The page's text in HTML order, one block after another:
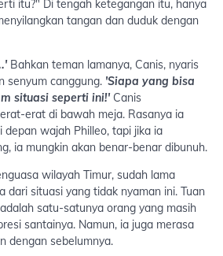
itu?" Di tengah ketegangan itu, hanya
tangan dan duduk dengan
Bahkan teman lamanya, Canis, nyaris
senyum canggung. 'Siapa yang bisa
situasi seperti ini!'Canis
erat di bawah meja. Rasanya ia
depan wajah Philleo, tapi jika ia
ia mungkin akan benar-benar dibunuh.
wilayah Timur, sudah lama
dari situasi yang tidak nyaman ini. Tuan
satu-satunya orang yang masih
santainya. Namun, ia juga merasa
dengan sebelumnya.